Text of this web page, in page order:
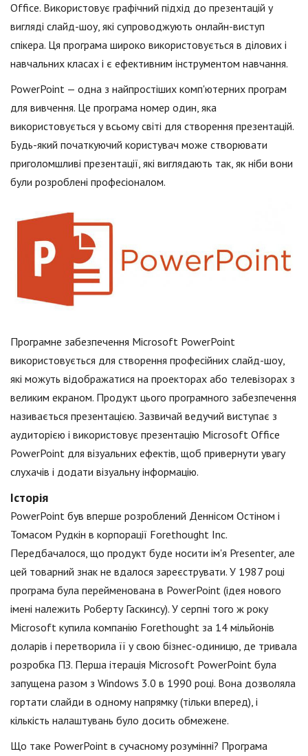
Office. Використовує графічний підхід до презентацій у
вигляді слайд-шоу, які супроводжують онлайн-виступ
спікера. Ця програма широко використовується в ділових і
навчальних класах і є ефективним інструментом навчання.
PowerPoint — одна з найпростіших комп'ютерних програм
для вивчення. Це програма номер один, яка
використовується у всьому світі для створення презентацій.
Будь-який початкуючий користувач може створювати
приголомшливі презентації, які виглядають так, як ніби вони
були розроблені професіоналом.
Програмне забезпечення Microsoft PowerPoint
використовується для створення професійних слайд-шоу,
які можуть відображатися на проекторах або телевізорах з
великим екраном. Продукт цього програмного забезпечення
називається презентацією. Зазвичай ведучий виступає з
аудиторією і використовує презентацію Microsoft Office
PowerPoint для візуальних ефектів, щоб привернути увагу
слухачів і додати візуальну інформацію.
Історія
PowerPoint був вперше розроблений Деннісом Остіном і
Томасом Рудкін в корпорації Forethought Inc.
Передбачалося, що продукт буде носити ім'я Presenter, але
цей товарний знак не вдалося зареєструвати. У 1987 році
програма була перейменована в PowerPoint (ідея нового
імені належить Роберту Гаскинсу). У серпні того ж року
Microsoft купила компанію Forethought за 14 мільйонів
доларів і перетворила її у свою бізнес-одиницю, де тривала
розробка ПЗ. Перша ітерація Microsoft PowerPoint була
запущена разом з Windows 3.0 в 1990 році. Вона дозволяла
гортати слайди в одному напрямку (тільки вперед), і
кількість налаштувань було досить обмежене.
Що таке PowerPoint в сучасному розумінні? Програма